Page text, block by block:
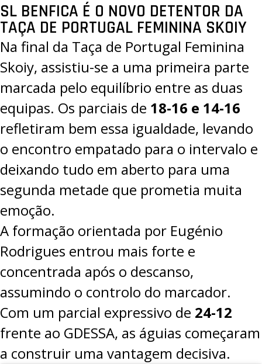
SL BENFICA É O NOVO DETENTOR DA
TAÇA DE PORTUGAL FEMININA SKOIY
Na final da Taça de Portugal Feminina
Skoiy, assistiu-se a uma primeira parte
marcada pelo equilíbrio entre as duas
equipas. Os parciais de 18-16 e 14-16
refletiram bem essa igualdade, levando
o encontro empatado para o intervalo e
deixando tudo em aberto para uma
segunda metade que prometia muita
emoção.
A formação orientada por Eugénio
Rodrigues entrou mais forte e
concentrada após o descanso,
assumindo o controlo do marcador.
Com um parcial expressivo de 24-12
frente ao GDESSA, as águias começaram
a construir uma vantagem decisiva.